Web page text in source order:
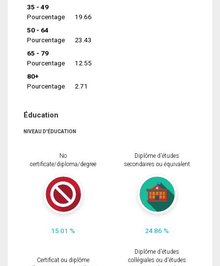
35 - 49
Pourcentage
19.66
50 - 64
Pourcentage
23.43
65 - 79
Pourcentage
12.55
80+
Pourcentage
2.71
Éducation
NIVEAU D'ÉDUCATION
No
certificate/diploma/degree
15.01 %
Diplôme d'études
secondaires ou équivalent
24.86 %
Certificat ou diplôme
Diplôme d'études
collégiales ou d'études